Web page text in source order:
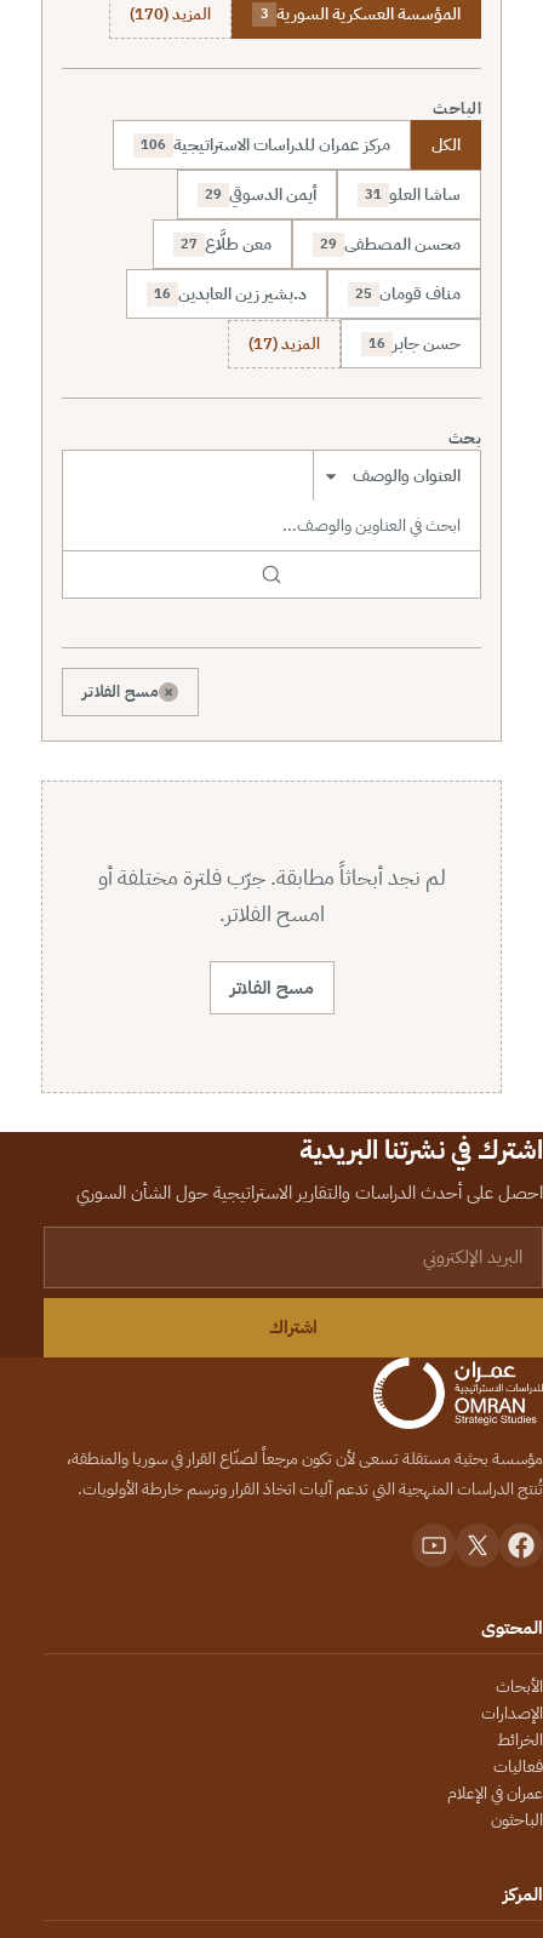
المؤسسة العسكرية السورية 3 المزيد (170)
الباحث
الكل مركز عمران للدراسات الاستراتيجية 106
ساشا العلو 31 أيمن الدسوقي 29
محسن المصطفى 29 معن طلَّاع 27
مناف قومان 25 د.بشير زين العابدين 16
حسن جابر 16 المزيد (17)
بحث
نطاق البحث
× مسح الفلاتر
لم نجد أبحاثاً مطابقة. جرّب فلترة مختلفة أو
امسح الفلاتر.
مسح الفلاتر
اشترك في نشرتنا البريدية
احصل على أحدث الدراسات والتقارير الاستراتيجية حول الشأن السوري
اشتراك
مؤسسة بحثية مستقلة تسعى لأن تكون مرجعاً لصنّاع القرار في سوريا والمنطقة،
تُنتج الدراسات المنهجية التي تدعم آليات اتخاذ القرار وترسم خارطة الأولويات.
المحتوى
الأبحاث
الإصدارات
الخرائط
فعاليات
عمران في الإعلام
الباحثون
المركز